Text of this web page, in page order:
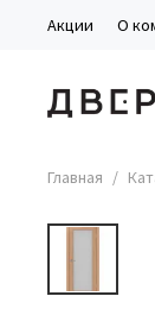
Акции О
Главная